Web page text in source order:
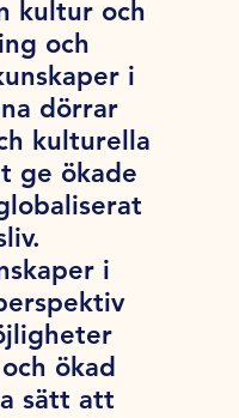
kultur och
och
i
dörrar
kulturella
ge ökade
i
ökad
sätt att